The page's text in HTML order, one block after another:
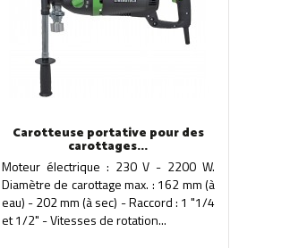
Carotteuse portative pour des
carottages...
Moteur électrique : 230 V - 2200 W.
Diamètre de carottage max. : 162 mm (à
eau) - 202 mm (à sec) - Raccord : 1 "1/4
et 1/2" - Vitesses de rotation...